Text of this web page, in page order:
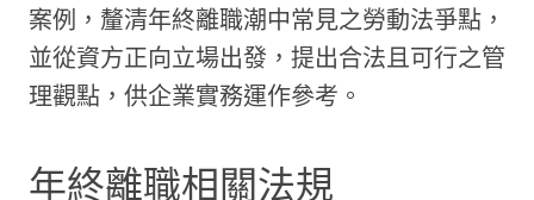
案例，釐清年終離職潮中常見之勞動法爭點，
並從資方正向立場出發，提出合法且可行之管
理觀點，供企業實務運作參考。
年終離職相關法規